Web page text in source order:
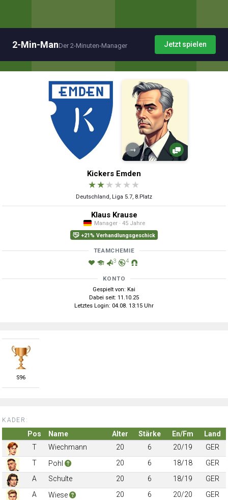
2-Min-ManDer 2-Minuten-Manager Jetzt spielen
→
Kickers Emden
★★★ ★ ★ ★
Deutschland, Liga 5.7, 8.Platz
Klaus Krause
Manager · 45 Jahre
+21% Verhandlungsgeschick
TEAMCHEMIE
3 4
KONTO
Gespielt von: Kai
Dabei seit: 11.10.25
Letztes Login: 04.08. 13:15 Uhr
S96
KADER:
Pos Name Alter Stärke En/Fm
Land
T
Wiechmann 20 6 20/19
GER
T
Pohl 20 6 18/18
GER
A
Schulte 20 6 18/19
GER
A
Wiese 20 6 20/20
GER